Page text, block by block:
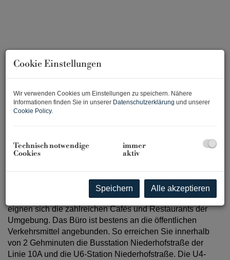
Beschreibung
Zur Vermietung gelangt ein kompaktes Büro in begehrter
BILLA Filiale, ein Interspar und eine Volksbank stehen im
fußläufigen Umkreis zur Verfügung. Für Mittagspausen
eignen sich die zahlreichen Cafés und Restaurants der
Umgebung. Das Büro ist bestens an die öffentlichen
Verkehrsmittel angebunden. So erreichen Sie innerhalb
von 2 Gehminuten die Busstation Niederhofstraße der
Linie 10A und die U6-Station Niederhofstraße. Die U4-
Cookie Einstellungen
Wir verwenden Cookies um Einstellungen zu speichern. Nähere
Informationen finden Sie in unserer Datenschutzerklärung und unserer
Cookie Policy.
Technisch notwendige
Cookies
immer
aktiv
Speichern Alle akzeptieren